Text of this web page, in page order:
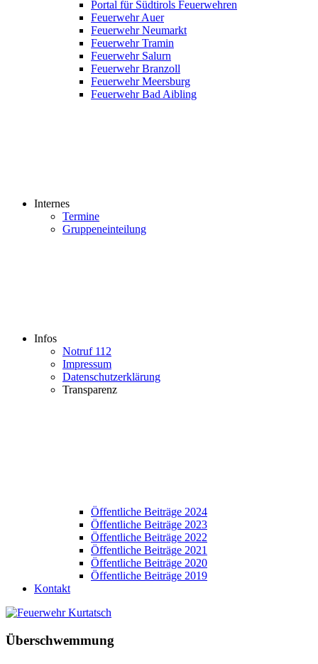
Portal für Südtirols Feuerwehren
Feuerwehr Auer
Feuerwehr Neumarkt
Feuerwehr Tramin
Feuerwehr Salurn
Feuerwehr Branzoll
Feuerwehr Meersburg
Feuerwehr Bad Aibling
Internes
Termine
Gruppeneinteilung
Infos
Notruf 112
Impressum
Datenschutzerklärung
Transparenz
Öffentliche Beiträge 2024
Öffentliche Beiträge 2023
Öffentliche Beiträge 2022
Öffentliche Beiträge 2021
Öffentliche Beiträge 2020
Öffentliche Beiträge 2019
Kontakt
Überschwemmung